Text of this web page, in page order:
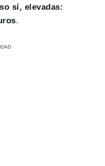
sí, elevadas:
.